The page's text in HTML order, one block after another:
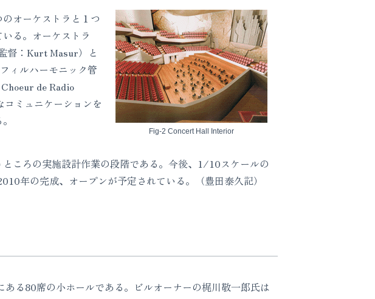
オーケストラと１つ
る。オーケストラ
督：Kurt Masur）と
ィルハーモニック管
de Radio
ミュニケーションを
Fig-2 Concert Hall Interior
ころの実施設計作業の段階である。今後、1/10スケールの
年の完成、オープンが予定されている。（豊田泰久記）
る80席の小ホールである。ビルオーナーの梶川敬一郎氏は